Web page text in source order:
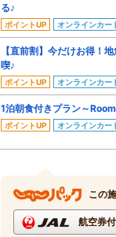
る♪
ポイントUP オンラインカー
【直前割】今だけお得！
喫♪
ポイントUP オンラインカー
1泊朝食付きプラン～
ポイントUP オンラインカー
この
航空券